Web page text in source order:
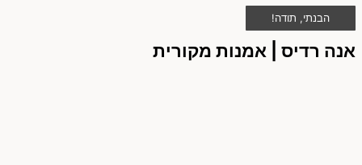
הבנתי, תודה!
אנה רדיס | אמנות מקורית